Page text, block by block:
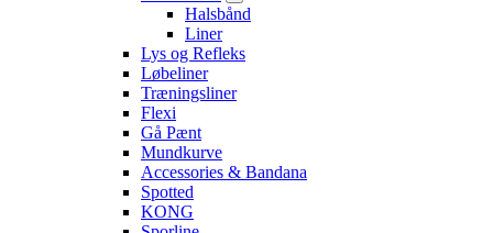
Halsbånd
Liner
Lys og Refleks
Løbeliner
Træningsliner
Flexi
Gå Pænt
Mundkurve
Accessories & Bandana
Spotted
KONG